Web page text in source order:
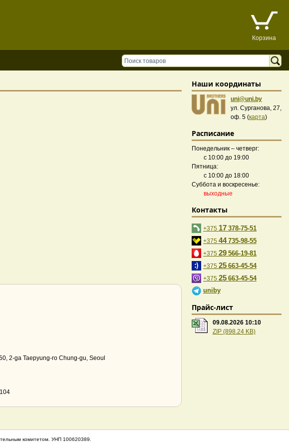
Корзина
2-ga Taepyung-ro Chung-gu, Seoul
Наши координаты
uni@uni.by
ул. Сурганова, 27,
оф. 5 (карта)
Расписание
Понедельник – четверг:
с 10:00 до 19:00
Пятница:
с 10:00 до 18:00
Суббота и воскресенье:
выходные
Контакты
+375 17 378-75-51
+375 44 735-98-55
+375 29 566-19-81
+375 25 663-45-54
+375 25 663-45-54
uniby
Прайс-лист
09.08.2026 10:10
ZIP (898.24 KB)
комитетом. УНП 100620389.